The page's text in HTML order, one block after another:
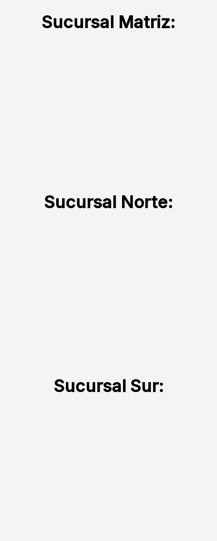
Sucursal Matriz:
Sucursal Norte:
Sucursal Sur: